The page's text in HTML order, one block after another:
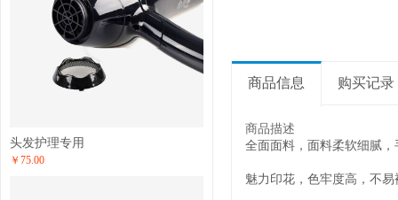
头发护理专用
￥75.00
商品信息 购买记录
商品描述
全面面料，面料柔软细腻
魅力印花，色牢度高，不